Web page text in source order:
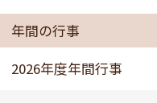
年間の行事
2026年度年間行事